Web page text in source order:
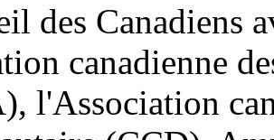
des Canadiens
canadienne
l'Association